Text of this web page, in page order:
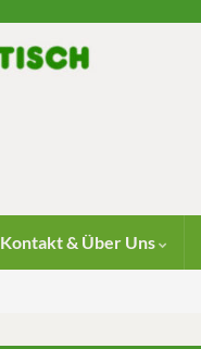
Kontakt & Über Uns